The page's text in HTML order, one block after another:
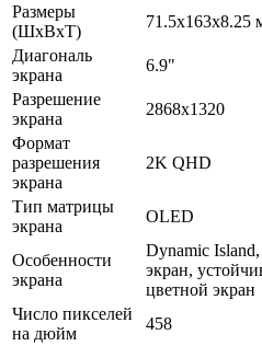
Размеры
(ШхВхТ)
71.5x163x8.25
Диагональ
экрана
6.9"
Разрешение
экрана
2868x1320
Формат
разрешения
экрана
2K QHD
Тип матрицы
экрана
OLED
Особенности
экрана
Dynamic
экран,
цветной экран
Число пикселей
на дюйм
458